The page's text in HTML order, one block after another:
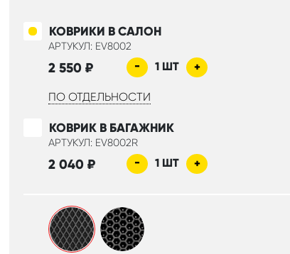
КОВРИКИ В САЛОН
АРТУКУЛ: EV8002
2 550 ₽ - 1 ШТ +
ПО ОТДЕЛЬНОСТИ
КОВРИК В БАГАЖНИК
АРТУКУЛ: EV8002R
2 040 ₽ - 1 ШТ +